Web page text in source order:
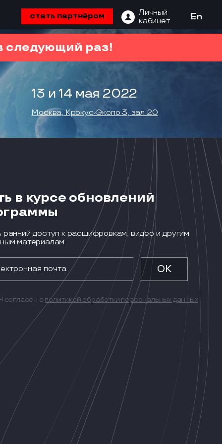
стать партнёром
Личный
кабинет
En
следующий раз!
13 и 14 мая 2022
Москва, Крокус-Экспо 3, зал 20
в курсе обновлений
ранний доступ к расшифровкам, видео и другим
материалам.
согласен с политикой обработки персональных данных